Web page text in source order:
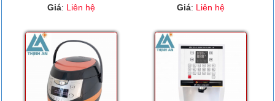
Giá: Liên hệ Giá: Liên hệ